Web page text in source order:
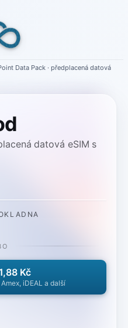
Data Pack · předplacená datová
datová eSIM s
Kč
iDEAL a další